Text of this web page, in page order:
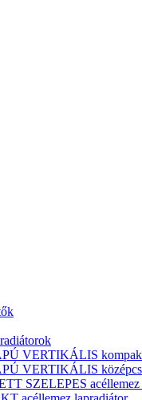
VERTIKÁLIS
VERTIKÁLIS
SZELEPES acéllemez